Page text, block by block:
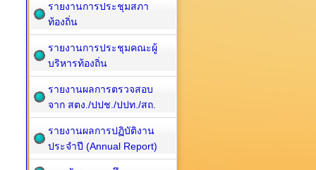
รายงานการประชุมสภา
ท้องถิ่น
รายงานการประชุมคณะผู้
บริหารท้องถิ่น
รายงานผลการตรวจสอบ
จาก สตง./ปปช./ปปท./สถ.
รายงานผลการปฏิบัติงาน
ประจำปี (Annual Report)